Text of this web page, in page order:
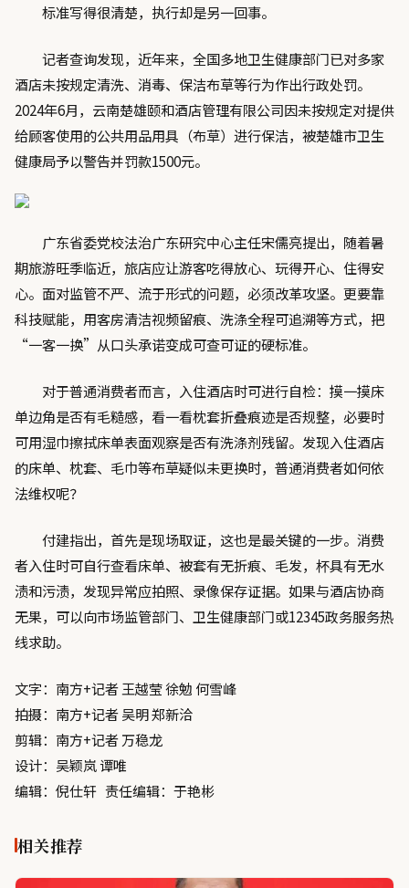
标准写得很清楚，执行却是另一回事。
记者查询发现，近年来，全国多地卫生健康部门已对多家
酒店未按规定清洗、消毒、保洁布草等行为作出行政处罚。
2024年6月，云南楚雄颐和酒店管理有限公司因未按规定对提供
给顾客使用的公共用品用具（布草）进行保洁，被楚雄市卫生
健康局予以警告并罚款1500元。
广东省委党校法治广东研究中心主任宋儒亮提出，随着暑
期旅游旺季临近，旅店应让游客吃得放心、玩得开心、住得安
心。面对监管不严、流于形式的问题，必须改革攻坚。更要靠
科技赋能，用客房清洁视频留痕、洗涤全程可追溯等方式，把
“一客一换”从口头承诺变成可查可证的硬标准。
对于普通消费者而言，入住酒店时可进行自检：摸一摸床
单边角是否有毛糙感，看一看枕套折叠痕迹是否规整，必要时
可用湿巾擦拭床单表面观察是否有洗涤剂残留。发现入住酒店
的床单、枕套、毛巾等布草疑似未更换时，普通消费者如何依
法维权呢？
付建指出，首先是现场取证，这也是最关键的一步。消费
者入住时可自行查看床单、被套有无折痕、毛发，杯具有无水
渍和污渍，发现异常应拍照、录像保存证据。如果与酒店协商
无果，可以向市场监管部门、卫生健康部门或12345政务服务热
线求助。
文字：南方+记者 王越莹 徐勉 何雪峰
拍摄：南方+记者 吴明 郑新洽
剪辑：南方+记者 万稳龙
设计：吴颖岚 谭唯
编辑：倪仕轩 责任编辑：于艳彬
相关推荐